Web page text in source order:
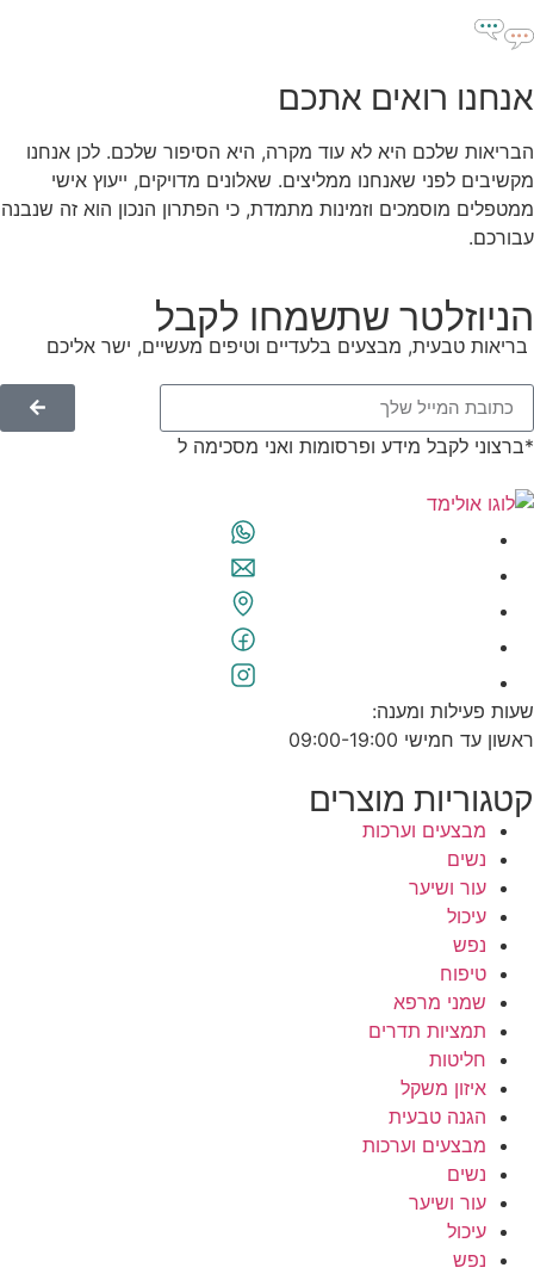
אנחנו רואים אתכם
הבריאות שלכם היא לא עוד מקרה, היא הסיפור שלכם. לכן אנחנו
מקשיבים לפני שאנחנו ממליצים. שאלונים מדויקים, ייעוץ אישי
ממטפלים מוסמכים וזמינות מתמדת, כי הפתרון הנכון הוא זה שנבנה
עבורכם.
הניוזלטר שתשמחו לקבל
בריאות טבעית, מבצעים בלעדיים וטיפים מעשיים, ישר אליכם
*ברצוני לקבל מידע ופרסומות ואני מסכימה ל
שעות פעילות ומענה:
ראשון עד חמישי 09:00-19:00
קטגוריות מוצרים
מבצעים וערכות
נשים
עור ושיער
עיכול
נפש
טיפוח
שמני מרפא
תמציות תדרים
חליטות
איזון משקל
הגנה טבעית
מבצעים וערכות
נשים
עור ושיער
עיכול
נפש